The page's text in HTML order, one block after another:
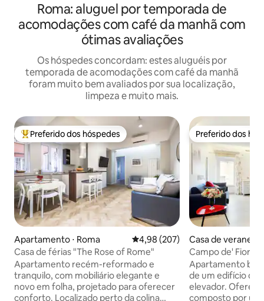
Roma: aluguel por temporada de
acomodações com café da manhã com
ótimas avaliações
Os hóspedes concordam: estes aluguéis por
temporada de acomodações com café da manhã
foram muito bem avaliados por sua localização,
limpeza e muito mais.
Entre os melhores preferidos dos hóspedes
Preferido dos hóspedes
Apartamento ⋅ Roma 4,98 de uma avaliação média de
4,98 (207)
Casa de férias "The Rose of Rome"
Apartamento recém-reformado e
tranquilo, com mobiliário elegante e
novo em folha, projetado para oferecer
conforto. Localizado perto da colina
Preferido dos
Preferido dos
Casa de veraneio
Campo de' Fiori
Violante
Apartamento
de um edifício do
elevador. Oferece
composto por